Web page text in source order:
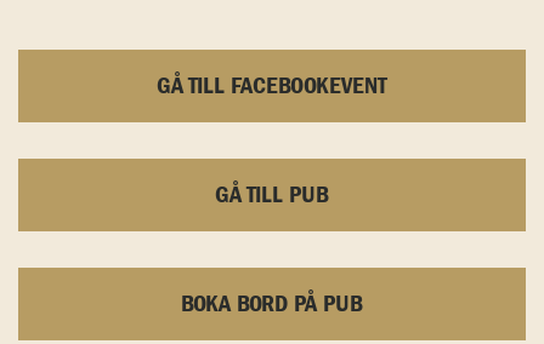
GÅ TILL FACEBOOKEVENT
GÅ TILL PUB
BOKA BORD PÅ PUB